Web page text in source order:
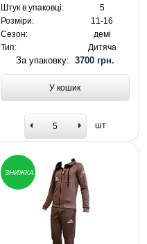
Штук в упаковці:
5
Розміри:
11-16
Сезон:
демі
Тип:
Дитяча
За упаковку: 3700 грн.
У кошик
шт
ЗНИЖКА